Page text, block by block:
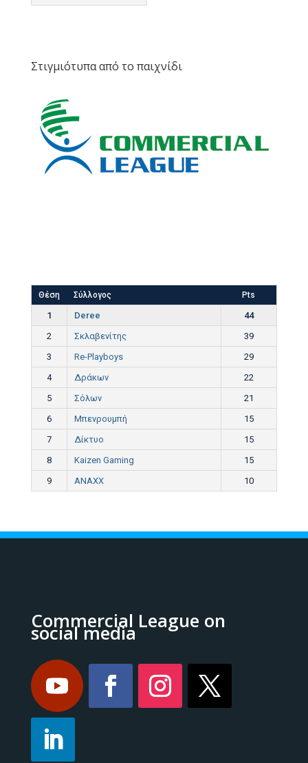
Στιγμιότυπα από το παιχνίδι
Θέση Σύλλογος Pts
1 Deree
44
2
Σκλαβενίτης
39
3
Re-Playboys
29
4
Δράκων
22
5
Σόλων
21
6
Μπενρουμπή
15
7
Δίκτυο
15
8
Kaizen Gaming
15
9
ANAXX 10
Commercial League on
social media